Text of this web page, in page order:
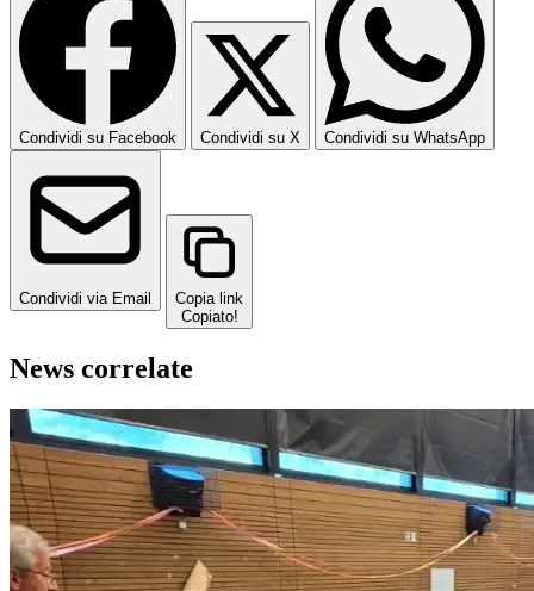
Condividi su Facebook Condividi su X Condividi su WhatsApp
Condividi via Email
Copia link
Copiato!
News correlate